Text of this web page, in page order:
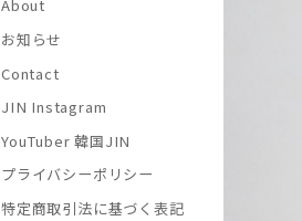
About
お知らせ
Contact
JIN Instagram
YouTuber 韓国JIN
プライバシーポリシー
特定商取引法に基づく表記